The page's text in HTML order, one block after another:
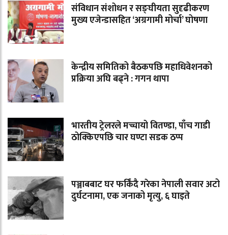
संविधान संशोधन र सङ्घीयता सुदृढीकरण
मुख्य एजेन्डासहित ‘अग्रगामी मोर्चा’ घोषणा
केन्द्रीय समितिको बैठकपछि महाधिवेशनको
प्रक्रिया अघि बढ्ने : गगन थापा
भारतीय ट्रेलरले मच्चायो वितण्डा, पाँच गाडी
ठोक्किएपछि चार घण्टा सडक ठप्प
पञ्जाबबाट घर फर्किंदै गरेका नेपाली सवार अटो
दुर्घटनामा, एक जनाको मृत्यु, ६ घाइते